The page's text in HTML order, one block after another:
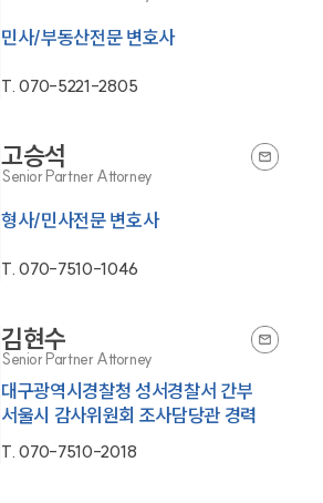
민사/부동산전문 변호사
T.070-5221-2805
고승석
Senior Partner Attorney
형사/민사전문 변호사
T.070-7510-1046
김현수
Senior Partner Attorney
대구광역시경찰청 성서경찰서 간부
서울시 감사위원회 조사담당관 경력
T.070-7510-2018